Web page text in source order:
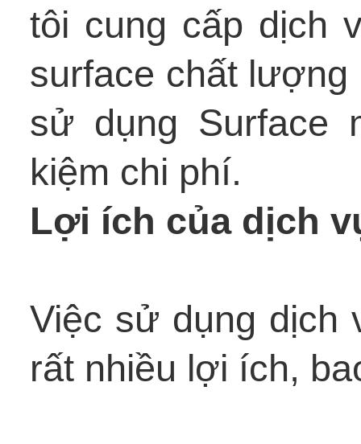
tôi cung cấp dịch
surface chất lượng
sử dụng Surface
kiệm chi phí.
Lợi ích của dịch
Việc sử dụng dịch
rất nhiều lợi ích,